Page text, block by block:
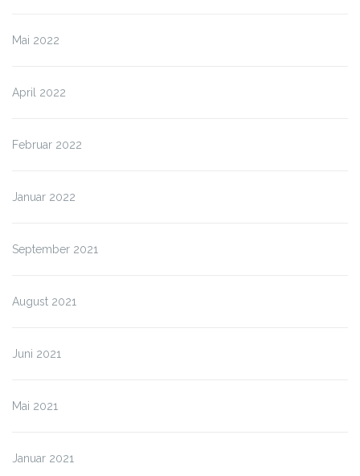
Mai 2022
April 2022
Februar 2022
Januar 2022
September 2021
August 2021
Juni 2021
Mai 2021
Januar 2021